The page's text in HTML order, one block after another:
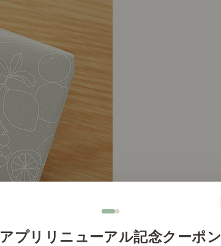
アプリリニューアル記念クーポン